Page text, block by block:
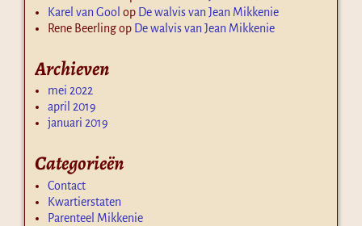
Karel van Gool op De walvis van Jean Mikkenie
Rene Beerlingop De walvis van Jean Mikkenie
Archieven
mei 2022
april 2019
januari 2019
Categorieën
Contact
Kwartierstaten
Parenteel Mikkenie